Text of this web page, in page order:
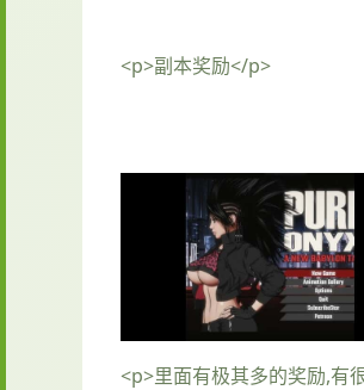
<p>副本奖励</p>
<p>里面有极其多的奖励,有